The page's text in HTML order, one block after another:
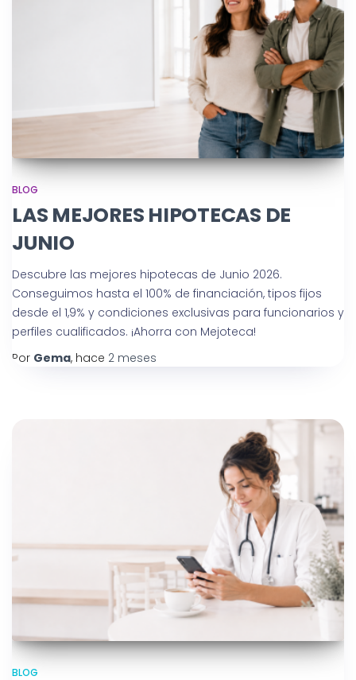
BLOG
LAS MEJORES HIPOTECAS DE
JUNIO
Descubre las mejores hipotecas de Junio 2026.
Conseguimos hasta el 100% de financiación, tipos fijos
desde el 1,9% y condiciones exclusivas para funcionarios y
perfiles cualificados. ¡Ahorra con Mejoteca!
Por Gema, hace 2 meses
BLOG